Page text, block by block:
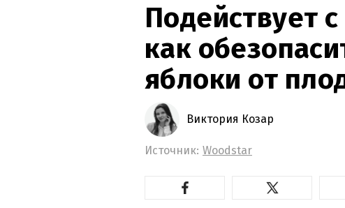
Подействует
как
яблоки от
Виктория Козар
Источник: Woodstar